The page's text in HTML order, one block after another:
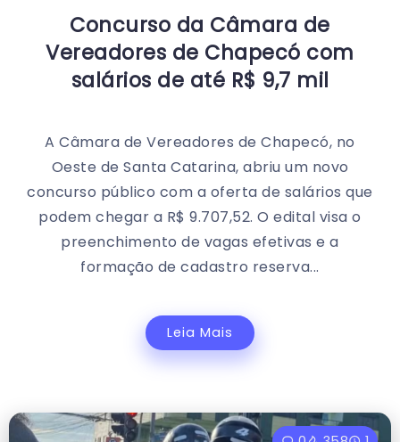
Concurso da Câmara de
Vereadores de Chapecó com
salários de até R$ 9,7 mil
A Câmara de Vereadores de Chapecó, no
Oeste de Santa Catarina, abriu um novo
concurso público com a oferta de salários que
podem chegar a R$ 9.707,52. O edital visa o
preenchimento de vagas efetivas e a
formação de cadastro reserva...
Leia Mais